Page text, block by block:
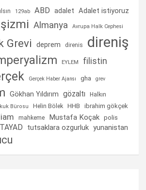
129ab ABD adalet Adalet istiyoruz
Almanya Avrupa Halk Cephesi
Grevi deprem direnis direniş
EYLEM filistin
Gerçek Haber Ajansı gha grev
Gökhan Yıldırım gözaltı
Halkın
Bürosu Helin Bölek HHB ibrahim gökçek
mahkeme Mustafa Koçak polis
TAYAD tutsaklara ozgurluk yunanistan